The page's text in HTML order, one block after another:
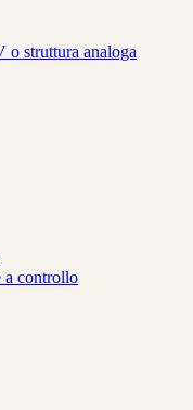
o struttura analoga
a controllo